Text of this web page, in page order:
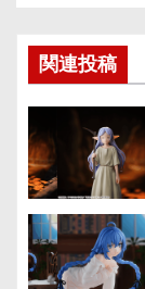
ゲ
ー
シ
ョ
ン
関連投稿